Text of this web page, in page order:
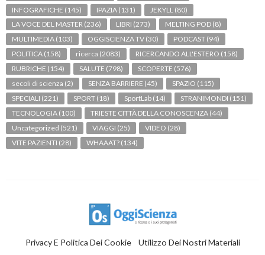
INFOGRAFICHE (145) IPAZIA (131) JEKYLL (80)
LA VOCE DEL MASTER (236) LIBRI (273) MELTING POD (8)
MULTIMEDIA (103) OGGISCIENZA TV (30) PODCAST (94)
POLITICA (158) ricerca (2083) RICERCANDO ALL'ESTERO (158)
RUBRICHE (154) SALUTE (798) SCOPERTE (576)
secoli di scienza (2) SENZA BARRIERE (45) SPAZIO (115)
SPECIALI (221) SPORT (18) SportLab (14) STRANIMONDI (151)
TECNOLOGIA (100) TRIESTE CITTÀ DELLA CONOSCENZA (44)
Uncategorized (521) VIAGGI (25) VIDEO (28)
VITE PAZIENTI (28) WHAAAT? (134)
Privacy E Politica Dei Cookie Utilizzo Dei Nostri Materiali